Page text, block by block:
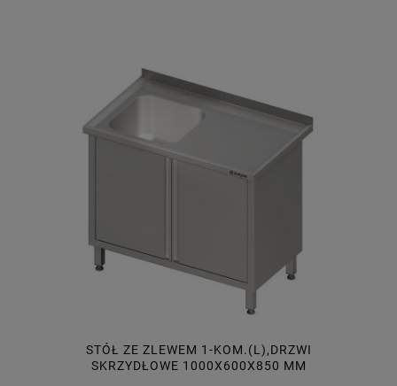
STÓŁ ZE ZLEWEM 1-KOM.(L),DRZWI
SKRZYDŁOWE 1000X600X850 MM